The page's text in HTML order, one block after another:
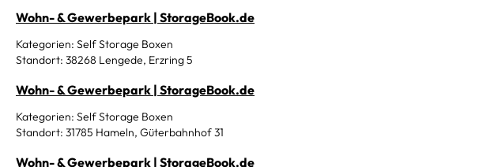
Wohn- & Gewerbepark | StorageBook.de
Kategorien: Self Storage Boxen
Standort: 38268 Lengede, Erzring 5
Wohn- & Gewerbepark | StorageBook.de
Kategorien: Self Storage Boxen
Standort: 31785 Hameln, Güterbahnhof 31
Wohn- & Gewerbepark | StorageBook.de